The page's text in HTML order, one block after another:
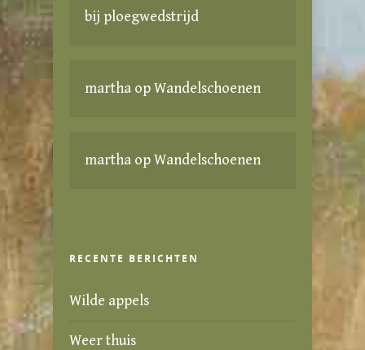
bij ploegwedstrijd
martha opWandelschoenen
martha opWandelschoenen
RECENTE BERICHTEN
Wilde appels
Weer thuis